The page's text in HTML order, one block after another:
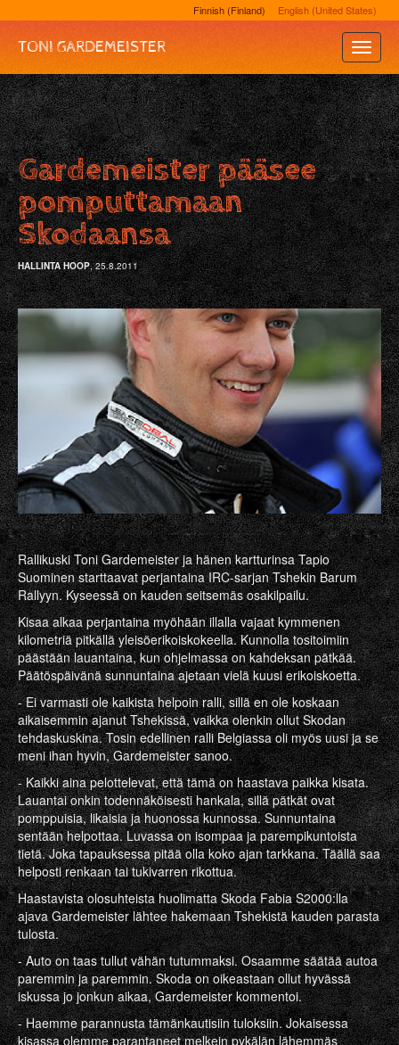
Finnish (Finland) English (United States)
Toggle
TONI GARDEMEISTER
Gardemeister pääsee
pomputtamaan
Skodaansa
HALLINTA HOOP, 25.8.2011
Rallikuski Toni Gardemeister ja hänen kartturinsa Tapio
Suominen starttaavat perjantaina IRC-sarjan Tshekin Barum
Rallyyn. Kyseessä on kauden seitsemäs osakilpailu.
Kisaa alkaa perjantaina myöhään illalla vajaat kymmenen
kilometriä pitkällä yleisöerikoiskokeella. Kunnolla tositoimiin
päästään lauantaina, kun ohjelmassa on kahdeksan pätkää.
Päätöspäivänä sunnuntaina ajetaan vielä kuusi erikoiskoetta.
- Ei varmasti ole kaikista helpoin ralli, sillä en ole koskaan
aikaisemmin ajanut Tshekissä, vaikka olenkin ollut Skodan
tehdaskuskina. Tosin edellinen ralli Belgiassa oli myös uusi ja se
meni ihan hyvin, Gardemeister sanoo.
- Kaikki aina pelottelevat, että tämä on haastava paikka kisata.
Lauantai onkin todennäköisesti hankala, sillä pätkät ovat
pomppuisia, likaisia ja huonossa kunnossa. Sunnuntaina
sentään helpottaa. Luvassa on isompaa ja parempikuntoista
tietä. Joka tapauksessa pitää olla koko ajan tarkkana. Täällä saa
helposti renkaan tai tukivarren rikottua.
Haastavista olosuhteista huolimatta Skoda Fabia S2000:lla
ajava Gardemeister lähtee hakemaan Tshekistä kauden parasta
tulosta.
- Auto on taas tullut vähän tutummaksi. Osaamme säätää autoa
paremmin ja paremmin. Skoda on oikeastaan ollut hyvässä
iskussa jo jonkun aikaa, Gardemeister kommentoi.
- Haemme parannusta tämänkautisiin tuloksiin. Jokaisessa
kisassa olemme parantaneet melkein pykälän lähemmäs